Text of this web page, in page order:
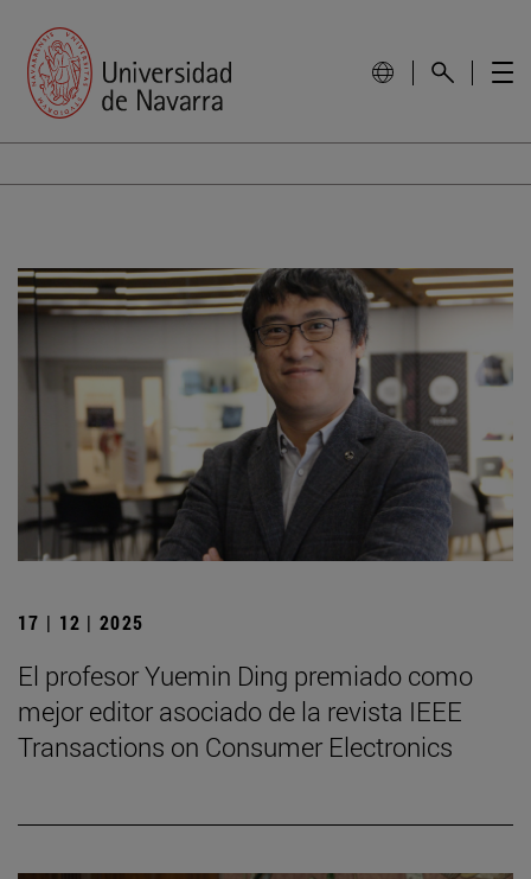
17 | 12 | 2025
El profesor Yuemin Ding premiado como
mejor editor asociado de la revista IEEE
Transactions on Consumer Electronics